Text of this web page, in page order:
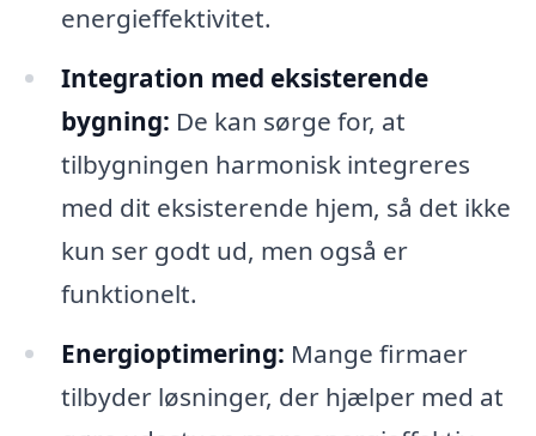
energieffektivitet.
Integration med eksisterende
bygning: De kan sørge for, at
tilbygningen harmonisk integreres
med dit eksisterende hjem, så det ikke
kun ser godt ud, men også er
funktionelt.
Energioptimering: Mange firmaer
tilbyder løsninger, der hjælper med at